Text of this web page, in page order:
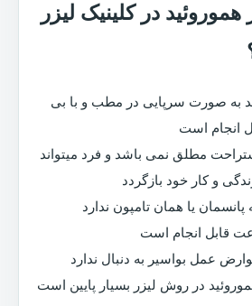
در کلینیک لیزر
به صورت سرپایی در مطب و با بی
انجام است
مطلق نمی باشد و فرد میتواند
و کار خود بازگردد
یا همان تامپون ندارد
قابل انجام است
عمل بواسیر به دنبال ندارد
در روش لیزر بسیار پایین است